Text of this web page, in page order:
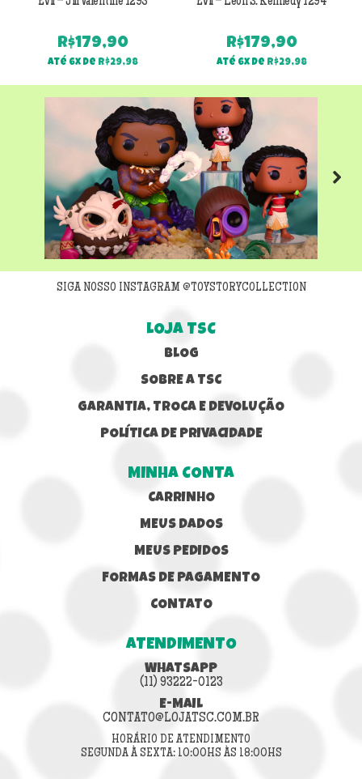
R$179,90
Até 6x de R$29,98
R$179,90
Até 6x de R$29,98
Next
SIGA NOSSO INSTAGRAM @TOYSTORYCOLLECTION
LOJA TSC
BLOG
SOBRE A TSC
GARANTIA, TROCA E DEVOLUÇÃO
POLÍTICA DE PRIVACIDADE
MINHA CONTA
CARRINHO
MEUS DADOS
MEUS PEDIDOS
FORMAS DE PAGAMENTO
CONTATO
ATENDIMENTO
WHATSAPP
(11) 93222-0123
E-MAIL
CONTATO@LOJATSC.COM.BR
HORÁRIO DE ATENDIMENTO
SEGUNDA À SEXTA: 10:00HS ÀS 18:00HS